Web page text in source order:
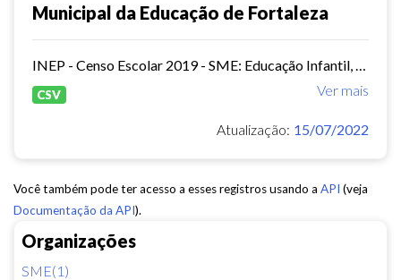
Organizações
SME(1)
Municipal da Educação de Fortaleza
Ver mais
CSV
Atualização: 15/07/2022
Você também pode ter acesso a esses registros usando a API (veja
Documentação da API).